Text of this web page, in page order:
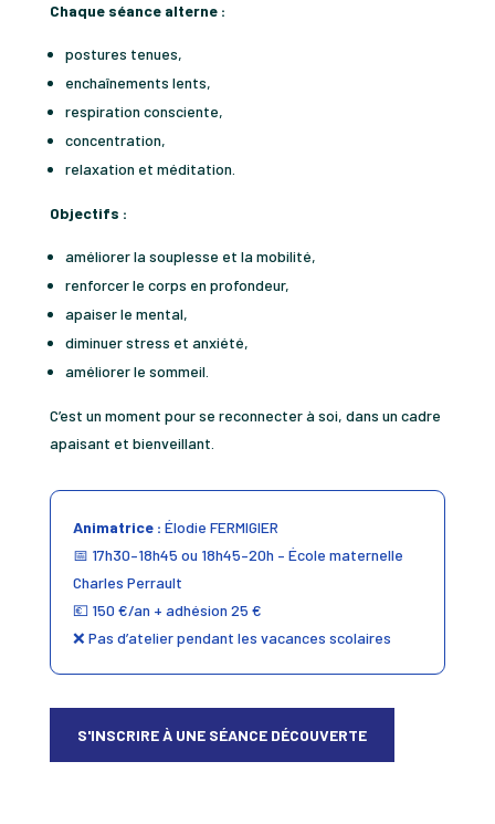
Chaque séance alterne :
postures tenues,
enchaînements lents,
respiration consciente,
concentration,
relaxation et méditation.
Objectifs :
améliorer la souplesse et la mobilité,
renforcer le corps en profondeur,
apaiser le mental,
diminuer stress et anxiété,
améliorer le sommeil.
C’est un moment pour se reconnecter à soi, dans un cadre
apaisant et bienveillant.
Animatrice : Élodie FERMIGIER
📅 17h30–18h45 ou 18h45–20h – École maternelle
Charles Perrault
💶 150 €/an + adhésion 25 €
❌ Pas d’atelier pendant les vacances scolaires
S'INSCRIRE À UNE SÉANCE DÉCOUVERTE